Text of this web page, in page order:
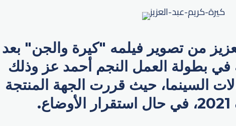
من تصوير فيلمه "كيرة والجن" بعد
في بطولة العمل النجم أحمد عز وذلك
السينما، حيث قررت الجهة المنتجة